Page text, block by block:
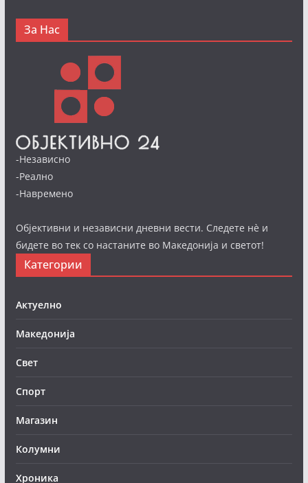
За Нас
-Независно
-Реално
-Навремено
Објективни и независни дневни вести. Следете нè и
бидете во тек со настаните во Македонија и светот!
Категории
Актуелно
Македонија
Свет
Спорт
Магазин
Колумни
Хроника